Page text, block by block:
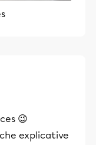
😉
explicative